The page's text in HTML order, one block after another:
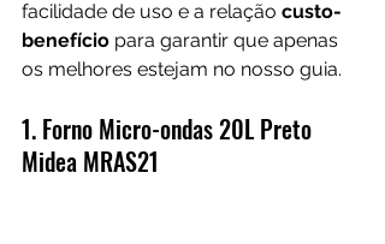
facilidade de uso e a relação custo-
benefício para garantir que apenas
os melhores estejam no nosso guia.
1. Forno Micro-ondas 20L Preto
Midea MRAS21